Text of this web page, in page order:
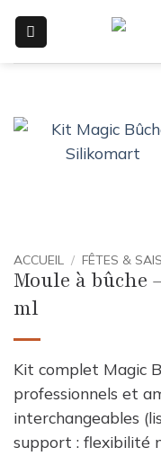
contenu
ACCUEIL / FÊTES &
Moule à bûche
ml
Kit complet Magic
professionnels et
interchangeables
support : flexibilité